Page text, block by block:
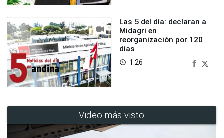
Las 5 del día: declaran a
Midagri en
reorganización por 120
días
access_time 1:26
Video más visto